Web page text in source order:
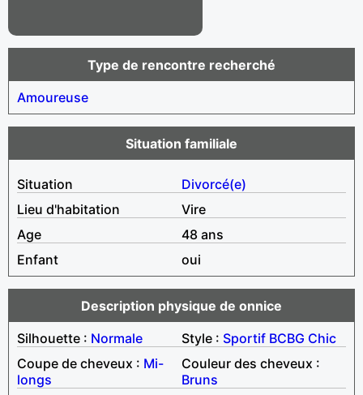
Type de rencontre recherché
Amoureuse
Situation familiale
Situation
Divorcé(e)
Lieu d'habitation
Vire
Age
48 ans
Enfant
oui
Description physique de onnice
Silhouette : Normale Style : Sportif BCBG Chic
Coupe de cheveux : Mi-
longs
Couleur des cheveux :
Bruns